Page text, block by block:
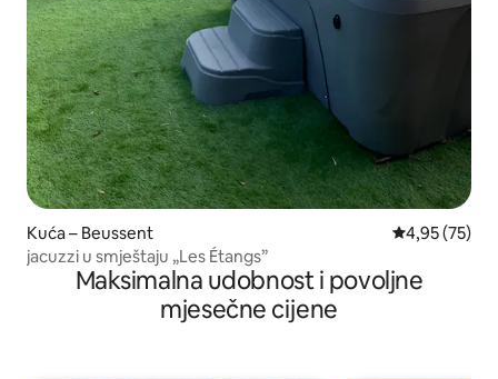
Kuća – Beussent Prosječna
4,95 (75)
jacuzzi u smještaju „Les Étangs”
Maksimalna udobnost i povoljne
mjesečne cijene